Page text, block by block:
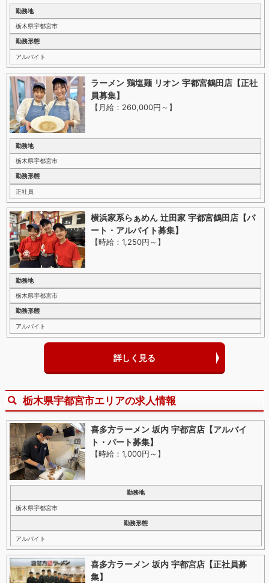
勤務地
栃木県宇都宮市
勤務形態
アルバイト
ラーメン 鶏塩麺 リオン 宇都宮鶴田店【正社
員募集】
【月給：260,000円～ 】
勤務地
栃木県宇都宮市
勤務形態
正社員
横浜家系らぁめん 辻田家 宇都宮鶴田店【パ
ート・アルバイト募集】
【時給：1,250円～ 】
勤務地
栃木県宇都宮市
勤務形態
アルバイト
詳しく見る
栃木県宇都宮市エリアの求人情報
喜多方ラーメン 坂内 宇都宮店【アルバイ
ト・パート募集】
【時給：1,000円～ 】
勤務地
栃木県宇都宮市
勤務形態
アルバイト
喜多方ラーメン 坂内 宇都宮店【正社員募
集】